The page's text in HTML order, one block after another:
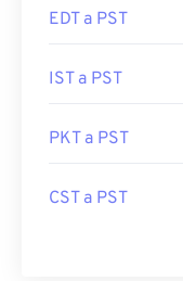
EDT a PST
IST a PST
PKT a PST
CST a PST